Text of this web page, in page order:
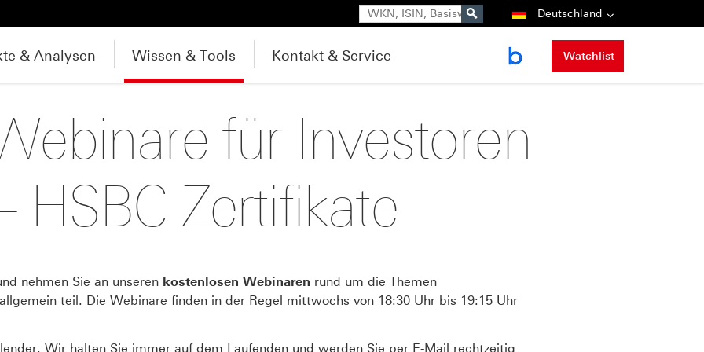
Suche Deutschland
& Analysen Wissen & Tools Kontakt & Service Watchlist
für Investoren
HSBC Zertifikate
nehmen Sie an unseren kostenlosen Webinaren rund um die Themen
teil. Die Webinare finden in der Regel mittwochs von 18:30 Uhr bis 19:15 Uhr
Wir halten Sie immer auf dem Laufenden und werden Sie per E-Mail rechtzeitig